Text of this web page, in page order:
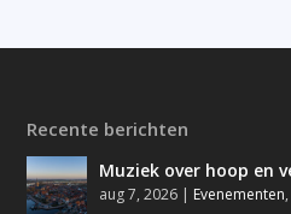
Recente berichten
Muziek over hoop en
aug 7, 2026 | Evenementen,